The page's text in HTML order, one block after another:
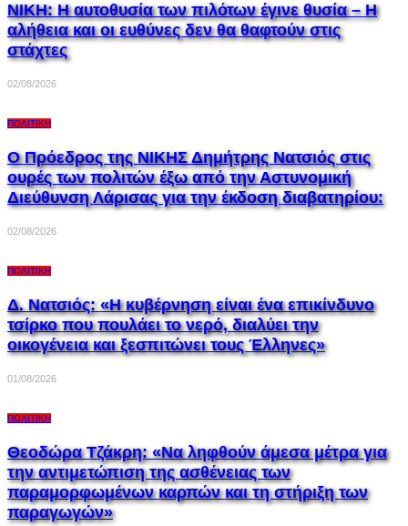
ΝΙΚΗ: Η αυτοθυσία των πιλότων έγινε θυσία – Η
αλήθεια και οι ευθύνες δεν θα θαφτούν στις
στάχτες
02/08/2026
ΠΟΛΙΤΙΚΉ
Ο Πρόεδρος της ΝΙΚΗΣ Δημήτρης Νατσιός στις
ουρές των πολιτών έξω από την Αστυνομική
Διεύθυνση Λάρισας για την έκδοση διαβατηρίου:
02/08/2026
ΠΟΛΙΤΙΚΉ
Δ. Νατσιός: «Η κυβέρνηση είναι ένα επικίνδυνο
τσίρκο που πουλάει το νερό, διαλύει την
οικογένεια και ξεσπιτώνει τους Έλληνες»
01/08/2026
ΠΟΛΙΤΙΚΉ
Θεοδώρα Τζάκρη: «Να ληφθούν άμεσα μέτρα για
την αντιμετώπιση της ασθένειας των
παραμορφωμένων καρπών και τη στήριξη των
παραγωγών»